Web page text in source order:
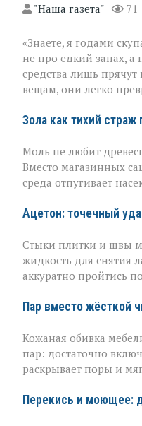
"Наша газета" 71
«Знаете, я годами
не про едкий запах, а
средства лишь
вещам, они легко
Зола как тихий страж
Моль не любит
Вместо магазинных
среда отпугивает
Ацетон: точечный
Стыки плитки и швы
жидкость для снятия
аккуратно пройтись
Пар вместо жёсткой
Кожаная обивка
пар: достаточно
раскрывает поры и
Перекись и моющее: